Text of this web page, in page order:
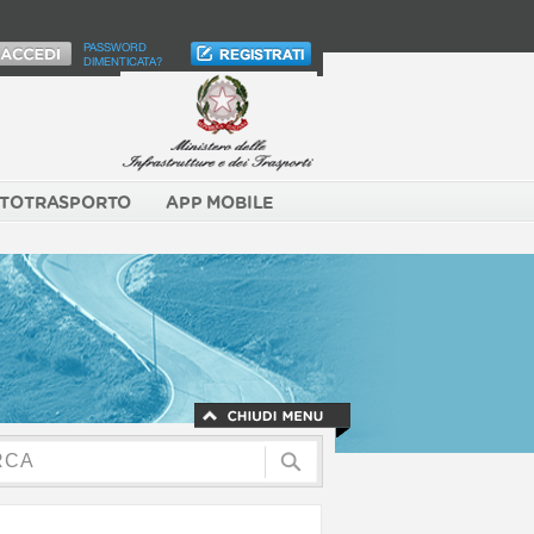
PASSWORD
DIMENTICATA?
APP MOBILE